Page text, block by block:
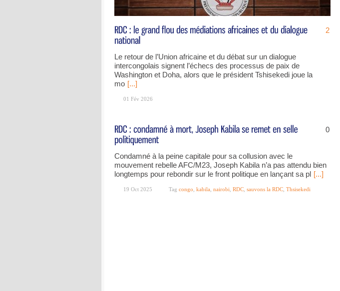
2
Le retour de l’Union africaine et du débat sur un dialogue
intercongolais signent l’échecs des processus de paix de
Washington et Doha, alors que le président Tshisekedi joue la
mo [...]
01 Fév 2026
0
Condamné à la peine capitale pour sa collusion avec le
mouvement rebelle AFC/M23, Joseph Kabila n’a pas attendu bien
longtemps pour rebondir sur le front politique en lançant sa pl [...]
19 Oct 2025 Tag congo kabila nairobi RDC sauvons la RDC Thsisekedi